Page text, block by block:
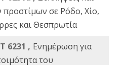
προστίμων σε Ρόδο, Χίο,
και Θεσπρωτία
6231 , Ενημέρωση για
του